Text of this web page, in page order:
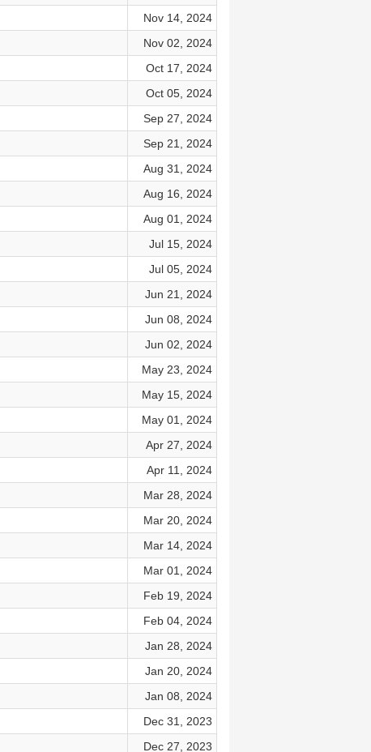
Nov 14, 2024
Nov 02, 2024
Oct 17, 2024
Oct 05, 2024
Sep 27, 2024
Sep 21, 2024
Aug 31, 2024
Aug 16, 2024
Aug 01, 2024
Jul 15, 2024
Jul 05, 2024
Jun 21, 2024
Jun 08, 2024
Jun 02, 2024
May 23, 2024
May 15, 2024
May 01, 2024
Apr 27, 2024
Apr 11, 2024
Mar 28, 2024
Mar 20, 2024
Mar 14, 2024
Mar 01, 2024
Feb 19, 2024
Feb 04, 2024
Jan 28, 2024
Jan 20, 2024
Jan 08, 2024
Dec 31, 2023
Dec 27, 2023